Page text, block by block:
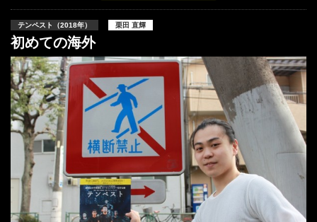
テンペスト（2018年） 栗田 直輝
初めての海外